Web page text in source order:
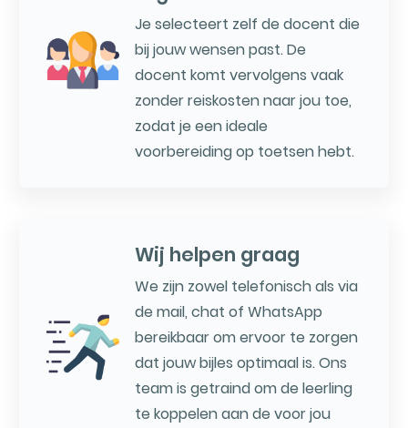
Je selecteert zelf de docent die
bij jouw wensen past. De
docent komt vervolgens vaak
zonder reiskosten naar jou toe,
zodat je een ideale
voorbereiding op toetsen hebt.
Wij helpen graag
We zijn zowel telefonisch als via
de mail, chat of WhatsApp
bereikbaar om ervoor te zorgen
dat jouw bijles optimaal is. Ons
team is getraind om de leerling
te koppelen aan de voor jou